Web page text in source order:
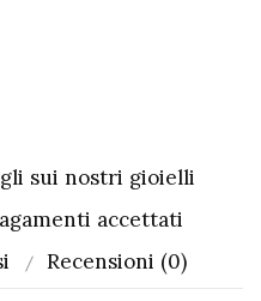
sui nostri gioielli
accettati
Recensioni (0)